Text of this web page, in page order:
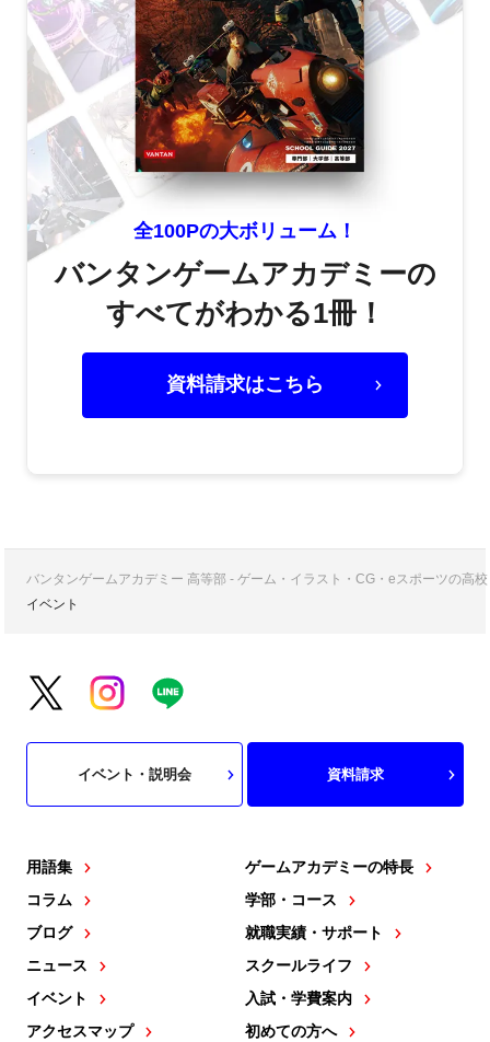
全100Pの大ボリューム！
バンタンゲームアカデミーの
すべてがわかる1冊！
資料請求はこちら
バンタンゲームアカデミー 高等部 - ゲーム・イラスト・CG・eスポーツの高
イベント
用語集
コラム
ブログ
ニュース
イベント
アクセスマップ
ゲームアカデミーの特長
学部・コース
就職実績・サポート
スクールライフ
入試・学費案内
初めての方へ
イベント・説明会 資料請求